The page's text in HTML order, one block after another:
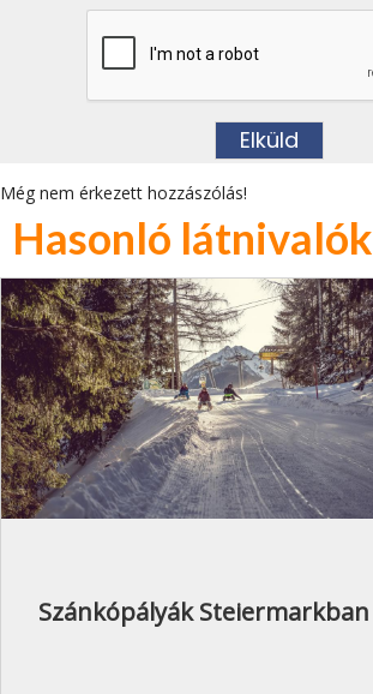
Még nem érkezett hozzászólás!
Hasonló látnivalók
Szánkópályák Steiermarkban